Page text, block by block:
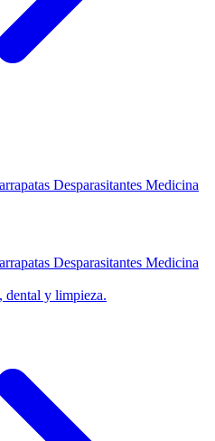
Desparasitantes Medicina
Desparasitantes Medicina
dental y limpieza.